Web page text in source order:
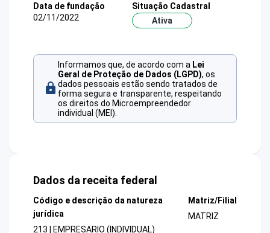
Data de fundação
02/11/2022
Situação Cadastral
Ativa
Informamos que, de acordo com a Lei
Geral de Proteção de Dados (LGPD), os
dados pessoais estão sendo tratados de
forma segura e transparente, respeitando
os direitos do Microempreendedor
individual (MEI).
Dados da receita federal
Código e descrição da natureza
jurídica
213 | EMPRESARIO (INDIVIDUAL)
Matriz/Filial
MATRIZ